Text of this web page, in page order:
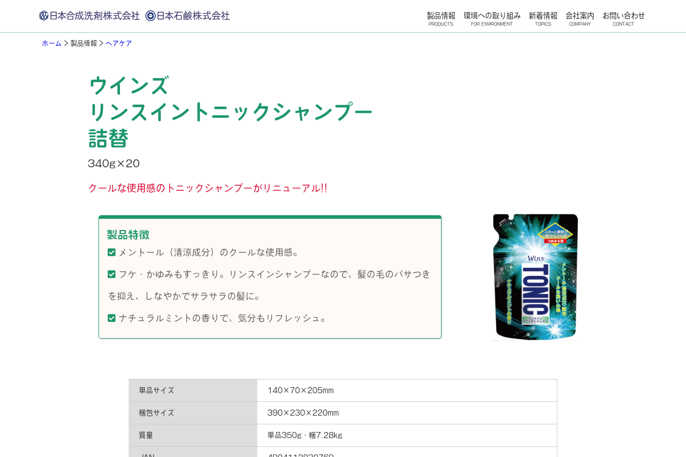
製品情報
PRODUCTS
環境への取り組み
FOR ENVIRONMENT
新着情報
TOPICS
会社案内
COMPANY
お問い合わせ
CONTACT
ホーム > 製品情報 > ヘアケア
ウインズ
リンスイントニックシャンプー
詰替
340g×20
クールな使用感のトニックシャンプーがリニューアル!!
製品特徴
メントール（清涼成分）のクールな使用感。
フケ・かゆみもすっきり。リンスインシャンプーなので、髪の毛のパサつき
を抑え、しなやかでサラサラの髪に。
ナチュラルミントの香りで、気分もリフレッシュ。
単品サイズ 140×70×205mm
梱包サイズ 390×230×220mm
質量 単品350g・梱7.28kg